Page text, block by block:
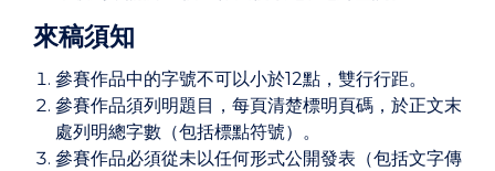
來稿須知
參賽作品中的字號不可以小於12點，雙行行距。
參賽作品須列明題目，每頁清楚標明頁碼，於正文末
處列明總字數（包括標點符號）。
參賽作品必須從未以任何形式公開發表（包括文字傳